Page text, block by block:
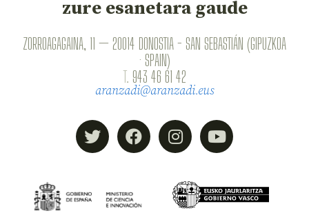
zure esanetara gaude
ZORROAGAGAINA, 11 — 20014 DONOSTIA - SAN SEBASTIÁN (GIPUZKOA
· SPAIN)
T. 943 46 61 42
aranzadi@aranzadi.eus